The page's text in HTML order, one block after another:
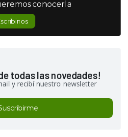
conocerla
todas las novedades!
y recibí nuestro newsletter